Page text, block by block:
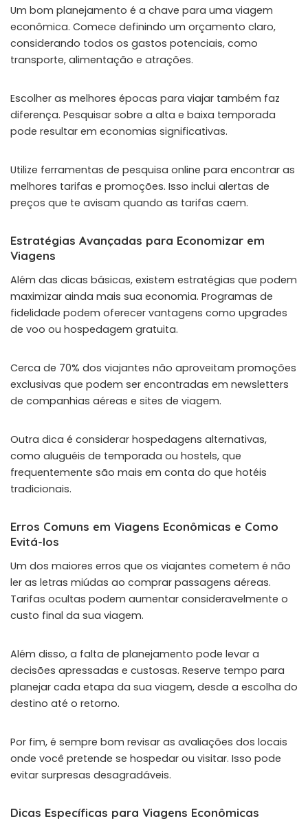
Um bom planejamento é a chave para uma viagem
econômica. Comece definindo um orçamento claro,
considerando todos os gastos potenciais, como
transporte, alimentação e atrações.
Escolher as melhores épocas para viajar também faz
diferença. Pesquisar sobre a alta e baixa temporada
pode resultar em economias significativas.
Utilize ferramentas de pesquisa online para encontrar as
melhores tarifas e promoções. Isso inclui alertas de
preços que te avisam quando as tarifas caem.
Estratégias Avançadas para Economizar em
Viagens
Além das dicas básicas, existem estratégias que podem
maximizar ainda mais sua economia. Programas de
fidelidade podem oferecer vantagens como upgrades
de voo ou hospedagem gratuita.
Cerca de 70% dos viajantes não aproveitam promoções
exclusivas que podem ser encontradas em newsletters
de companhias aéreas e sites de viagem.
Outra dica é considerar hospedagens alternativas,
como aluguéis de temporada ou hostels, que
frequentemente são mais em conta do que hotéis
tradicionais.
Erros Comuns em Viagens Econômicas e Como
Evitá-los
Um dos maiores erros que os viajantes cometem é não
ler as letras miúdas ao comprar passagens aéreas.
Tarifas ocultas podem aumentar consideravelmente o
custo final da sua viagem.
Além disso, a falta de planejamento pode levar a
decisões apressadas e custosas. Reserve tempo para
planejar cada etapa da sua viagem, desde a escolha do
destino até o retorno.
Por fim, é sempre bom revisar as avaliações dos locais
onde você pretende se hospedar ou visitar. Isso pode
evitar surpresas desagradáveis.
Dicas Específicas para Viagens Econômicas